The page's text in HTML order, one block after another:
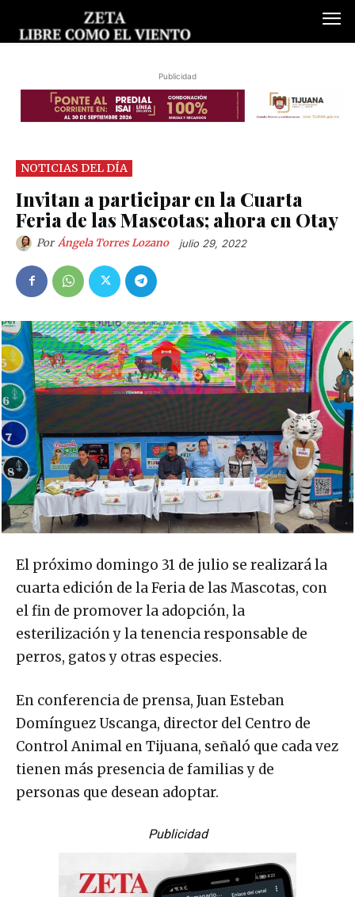
Publicidad
NOTICIAS DEL DÍA
Invitan a participar en la Cuarta
Feria de las Mascotas; ahora en Otay
Por Ángela Torres Lozano julio 29, 2022
El próximo domingo 31 de julio se realizará la
cuarta edición de la Feria de las Mascotas, con
el fin de promover la adopción, la
esterilización y la tenencia responsable de
perros, gatos y otras especies.
En conferencia de prensa, Juan Esteban
Domínguez Uscanga, director del Centro de
Control Animal en Tijuana, señaló que cada vez
tienen más presencia de familias y de
personas que desean adoptar.
Publicidad